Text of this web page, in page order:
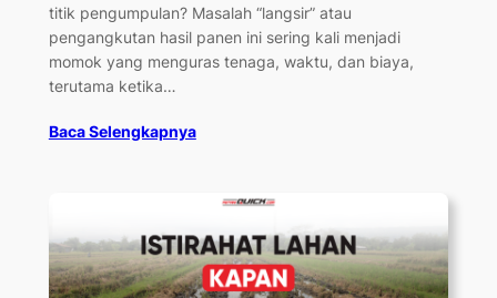
titik pengumpulan? Masalah “langsir” atau
pengangkutan hasil panen ini sering kali menjadi
momok yang menguras tenaga, waktu, dan biaya,
terutama ketika…
Baca Selengkapnya